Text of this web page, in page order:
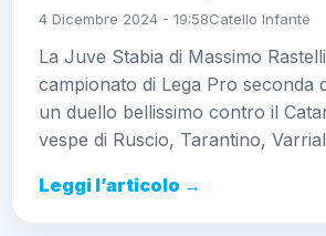
4 Dicembre 2024 - 19:58Catello Infante
La Juve Stabia di Massimo
campionato di Lega Pro seconda
un duello bellissimo contro il
vespe di Ruscio, Tarantino,
Leggi l’articolo →